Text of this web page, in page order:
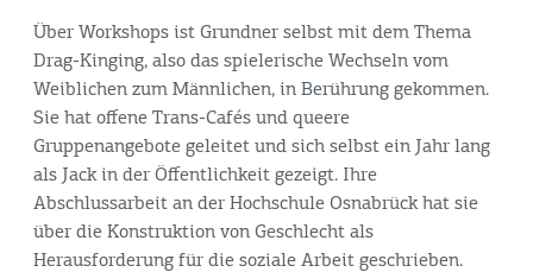
Über Workshops ist Grundner selbst mit dem Thema
Drag-Kinging, also das spielerische Wechseln vom
Weiblichen zum Männlichen, in Berührung gekommen.
Sie hat offene Trans-Cafés und queere
Gruppenangebote geleitet und sich selbst ein Jahr lang
als Jack in der Öffentlichkeit gezeigt. Ihre
Abschlussarbeit an der Hochschule Osnabrück hat sie
über die Konstruktion von Geschlecht als
Herausforderung für die soziale Arbeit geschrieben.